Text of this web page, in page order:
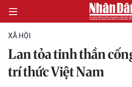
CHÍNH TRỊ
XÃ HỘI
Lan tỏa tinh thần
trí thức Việt Nam